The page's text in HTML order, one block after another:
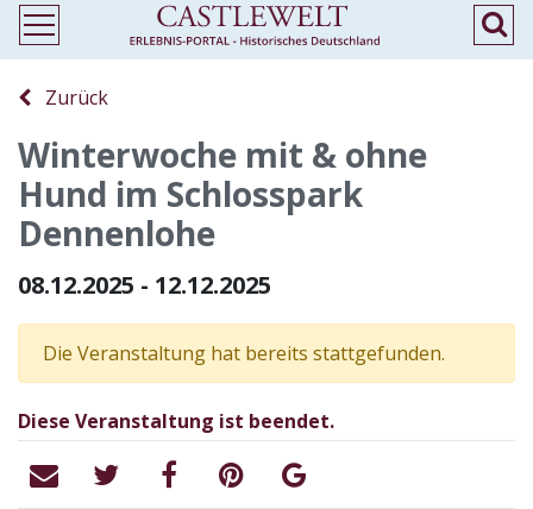
Zurück
Winterwoche mit & ohne
Hund im Schlosspark
Dennenlohe
08.12.2025 - 12.12.2025
Die Veranstaltung hat bereits stattgefunden.
Diese Veranstaltung ist beendet.